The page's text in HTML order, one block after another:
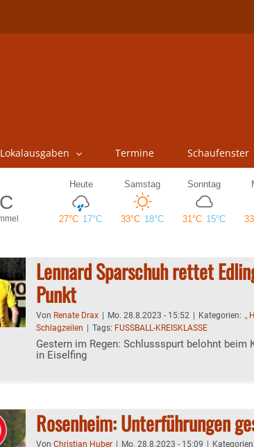
Lokalausgaben Termine Schaufenster
Lennard Sparschuh rettet
Punkt
Von Renate Drax Mo. 28.8.2023 - 15:52 Kategorien: .,
Schlagzeilen
Tags: FUSSBALL-KREISKLASSE
Gestern im Regen: Schlussspurt belohnt beim
in Eiselfing
Rosenheim: Unterführungen
Von Christian Huber Mo. 28.8.2023 - 15:09 Kategorien: